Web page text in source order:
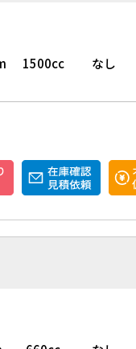
1500cc なし